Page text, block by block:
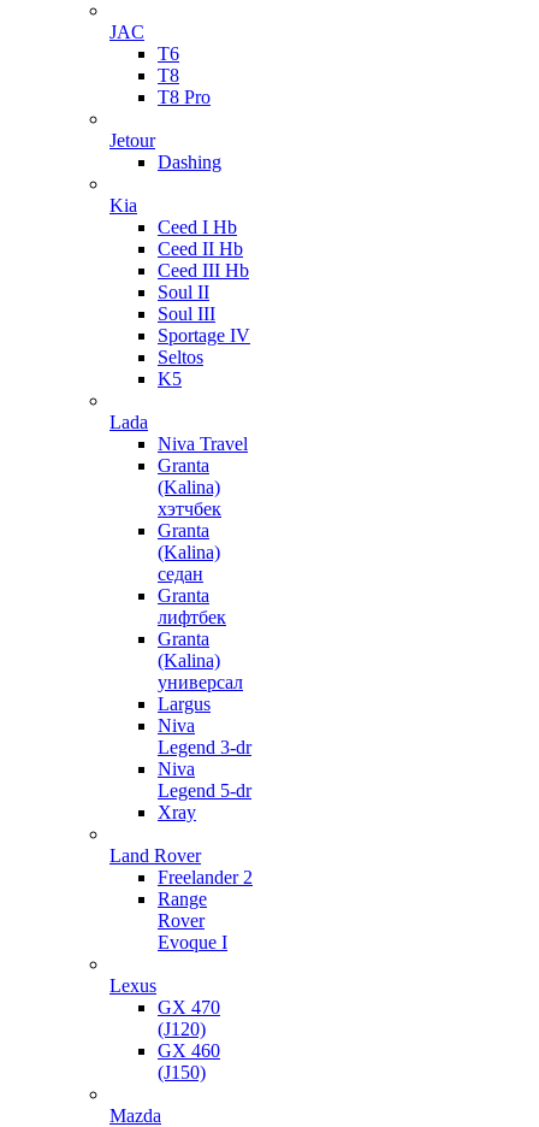
JAC
T6
T8
T8 Pro
Jetour
Dashing
Kia
Ceed I Hb
Ceed II Hb
Ceed III Hb
Soul II
Soul III
Sportage IV
Seltos
K5
Lada
Niva Travel
Granta
(Kalina)
хэтчбек
Granta
(Kalina)
седан
Granta
лифтбек
Granta
(Kalina)
универсал
Largus
Niva
Legend 3-dr
Niva
Legend 5-dr
Xray
Land Rover
Freelander 2
Range
Rover
Evoque I
Lexus
GX 470
(J120)
GX 460
(J150)
Mazda